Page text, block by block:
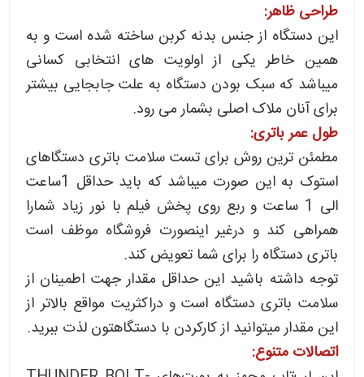
طراحی ظاهر:
این دستگاه از جنس بدنه کربن ساخته شده است و به
همین خاطر یکی از اولویت های انتخابی کسانی
میباشد که سبک بودن دستگاه به علت جابجایی بیشتر
برای آنان ملاک اصلی بشمار می رود.
طول عمر باتری:
مطمئن ترین روش برای تست سلامت باتری دستگاهای
استوک به این صورت میباشد که باید حداقل 1ساعت
الی 1 ساعت و ربع روی پخش فیلم با نور زیاد شمارا
همراهی کند و درغیر اینصورت فروشگاه موظف است
باتری دستگاه را برای شما تعویض کند.
توجه داشته باشید این حداقل مقدار جهت اطمینان از
سلامت باتری دستگاه است و دراکثریت مواقع بالاتر از
این مقدار میتوانید از کارکردن با دستگاهتون لذت ببرید.
اتصالات متنوع: